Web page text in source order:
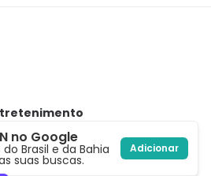
no Google
Brasil e da Bahia
suas buscas.
Adicionar